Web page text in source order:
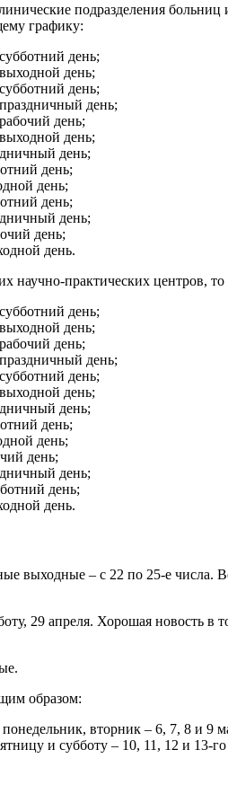
подразделения
графику:
день;
день;
день;
день;
день;
день;
день;
день;
день;
день;
день;
день;
день.
научно-практических центров,
день;
день;
день;
день;
день;
день;
день;
день;
день;
день;
день;
день;
день.
выходные – с 22 по 25-е числа.
29 апреля. Хорошая новость
образом:
вторник – 6, 7, 8 и 9
и субботу – 10, 11, 12 и 13-